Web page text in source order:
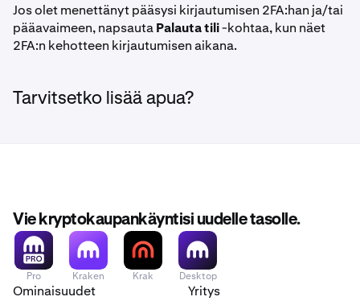
Jos olet menettänyt pääsysi kirjautumisen 2FA:han ja/tai
pääavaimeen, napsautaPalauta tili-kohtaa, kun näet
2FA:n kehotteen kirjautumisen aikana.
Tarvitsetko lisää apua?
Vie kryptokaupankäyntisi uudelle tasolle.
Pro Kraken Krak Desktop
Ominaisuudet Yritys